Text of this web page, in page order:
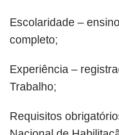
Escolaridade –
completo;
Experiência –
Trabalho;
Requisitos